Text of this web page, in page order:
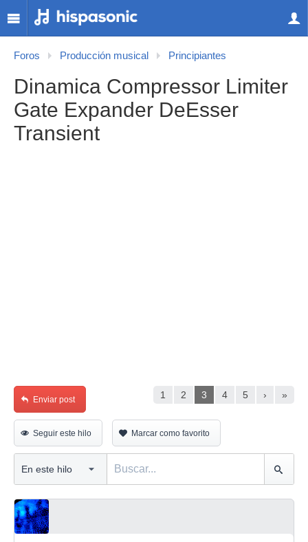
Foros Producción musical Principiantes
Dinamica Compressor Limiter
Gate Expander DeEsser
Transient
1 2 3 4 5 › »
Enviar post
Seguir este hilo Marcar como favorito